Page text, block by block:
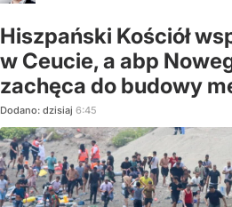
Hiszpański Kościół
w Ceucie, a abp
zachęca do budowy
Dodano: dzisiaj 6:45